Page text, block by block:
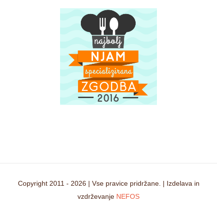
Copyright 2011 - 2026 | Vse pravice pridržane. | Izdelava in
vzdrževanje NEFOS